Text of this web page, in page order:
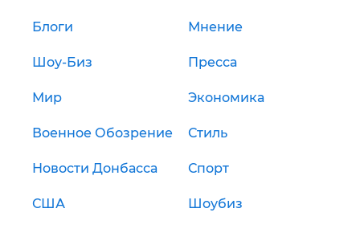
Блоги Мнение
Шоу-Биз Пресса
Мир Экономика
Военное Обозрение Стиль
Новости Донбасса Спорт
США Шоубиз